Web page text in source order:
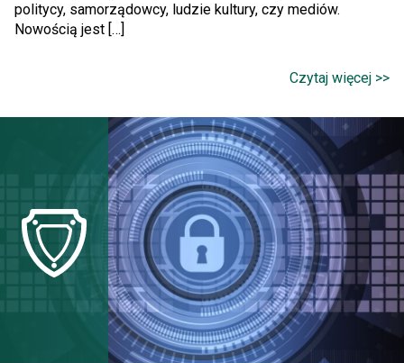
politycy, samorządowcy, ludzie kultury, czy mediów.
Nowością jest […]
Czytaj więcej >>